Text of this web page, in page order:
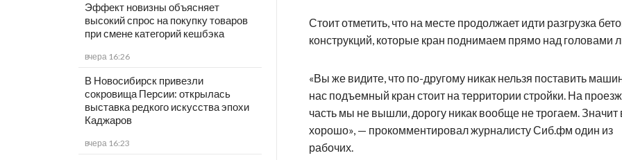
Эффект новизны объясняет
высокий спрос на покупку товаров
при смене категорий кешбэка
вчера 16:26
В Новосибирск привезли
сокровища Персии: открылась
выставка редкого искусства эпохи
Каджаров
вчера 16:23
Стоит отметить, что на месте продолжает идти разгрузка
конструкций, которые кран поднимаем прямо над головами
«Вы же видите, что по-другому никак нельзя поставить
нас подъемный кран стоит на территории стройки. На
часть мы не вышли, дорогу никак вообще не трогаем. Значит
хорошо», — прокомментировал журналисту Сиб.фм один из
рабочих.